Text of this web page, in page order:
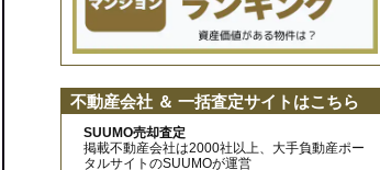
不動産会社 ＆ 一括査定サイトはこちら
SUUMO売却査定
掲載不動産会社は2000社以上、大手負動産ポー
タルサイトのSUUMOが運営